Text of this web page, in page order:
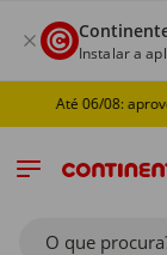
Instalar a
Até 06/08:
O que